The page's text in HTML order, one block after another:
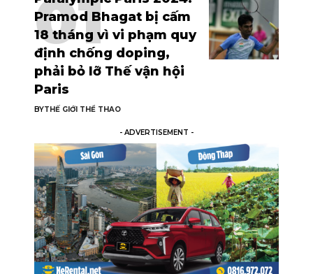
Pramod Bhagat bị cấm
18 tháng vì vi phạm quy
định chống doping,
phải bỏ lỡ Thế vận hội
Paris
BYTHẾ GIỚI THỂ THAO
- ADVERTISEMENT -